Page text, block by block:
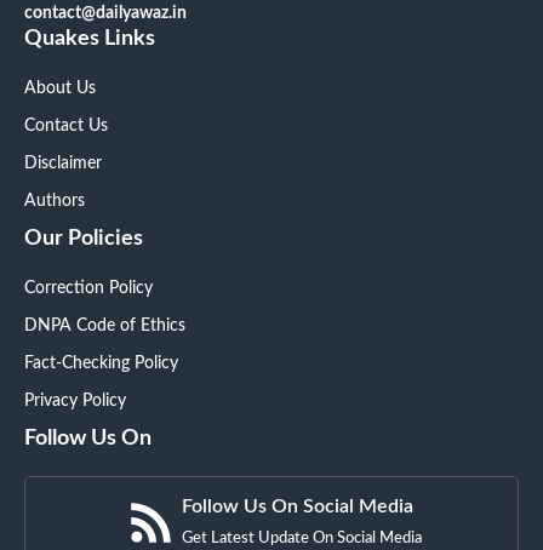
contact@dailyawaz.in
Quakes Links
About Us
Contact Us
Disclaimer
Authors
Our Policies
Correction Policy
DNPA Code of Ethics
Fact-Checking Policy
Privacy Policy
Follow Us On
Follow Us On Social Media
Get Latest Update On Social Media